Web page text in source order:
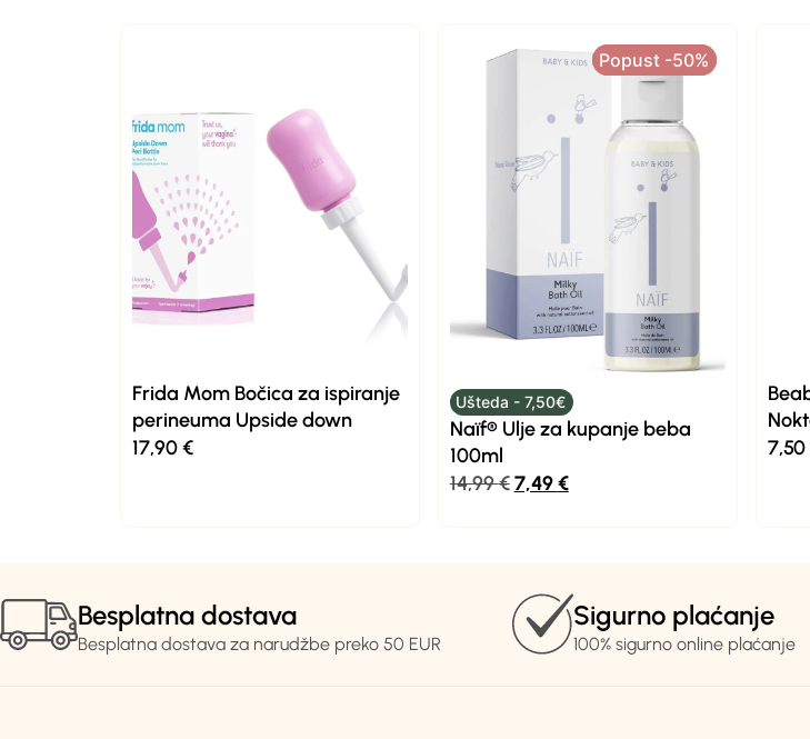
Frida Mom Bočica za ispiranje
perineuma Upside down
17,90€
Popust -50%
Popust -50%
Ušteda - 7,50€
Naïf® Ulje za kupanje beba
100ml
14,99€7,49€
7,50
Besplatna dostava
Besplatna dostava za narudžbe preko 50 EUR
Sigurno plaćanje
100% sigurno online plaćanje